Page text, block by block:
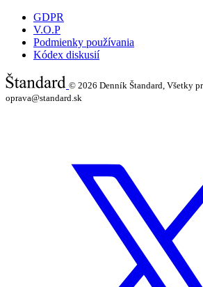
GDPR
V.O.P
Podmienky používania
Kódex diskusií
© 2026 Denník Štandard, Všetky
oprava@standard.sk